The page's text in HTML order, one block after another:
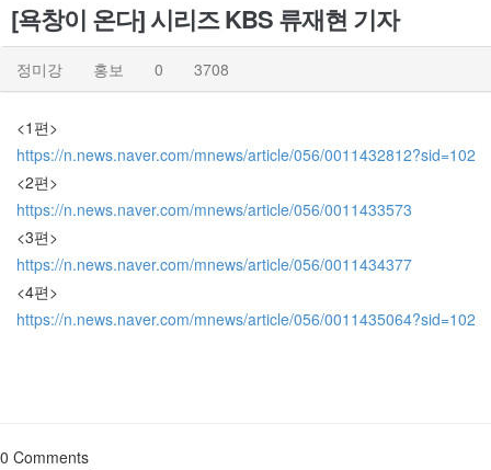
[욕창이 온다] 시리즈 KBS 류재현 기자
정미강 홍보 0 3708
<1편>
https://n.news.naver.com/mnews/article/056/0011432812?sid=102
<2편>
https://n.news.naver.com/mnews/article/056/0011433573
<3편>
https://n.news.naver.com/mnews/article/056/0011434377
<4편>
https://n.news.naver.com/mnews/article/056/0011435064?sid=102
0 Comments